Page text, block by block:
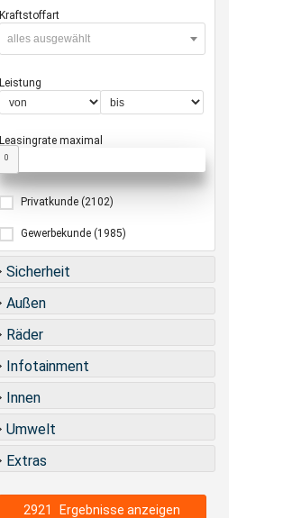
Kraftstoffart
alles ausgewählt
Leistung
Leasingrate maximal
0
Privatkunde (2102)
Gewerbekunde (1985)
Sicherheit
Außen
Räder
Infotainment
Innen
Umwelt
Extras
2921 Ergebnisse anzeigen